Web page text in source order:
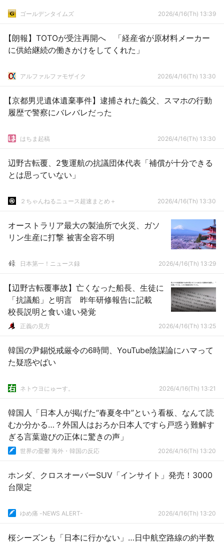
ゴールデンタイムズ 2026/4/16(Th) 13:39
【朗報】TOTOが受注再開へ 「経産省が原材料メーカー
に供給継続の働きかけをしてくれた」
アルファルファモザイク 2026/4/16(Th) 13:30
【京都男児遺体遺棄事件】逮捕された義父、スマホの行動
履歴で警察にバレバレだった
はちま起稿 2026/4/16(Th) 13:30
辺野古転覆、2隻運航の抗議団体代表「補償が十分できる
とは思っていない」
２ちゃんねるニュース超速まとめ＋ 2026/4/16(Th) 13:30
オーストラリア最大の製油所で火災、ガソ
リン生産に打撃 被害全容不明
日本第一！ニュース録 2026/4/16(Th) 13:29
【辺野古転覆事故】亡くなった船長、生徒に
「抗議船」と明言 昨年研修報告に記載
校長説明と食い違い発覚
正義の見方 2026/4/16(Th) 13:25
韓国の尹錫悦戒厳令の6時間、YouTube陰謀論にハマって
た疑惑やばい
ネトウヨにゅーす。 2026/4/16(Th) 13:21
韓国人「日本人が掲げた“春夏冬中”という看板、なんて読
むか分かる…？外国人はおろか日本人ですら戸惑う難解す
ぎる言葉遊びの正体に驚きの声」
世界の憂鬱 海外・韓国の反応 2026/4/16(Th) 13:20
ホンダ、クロスオーバーSUV「インサイト」発売！3000
台限定
ゆめ痛 -NEWS ALERT- 2026/4/16(Th) 13:20
桜シーズンも「日本に行かない」…日中航空路線の約半数